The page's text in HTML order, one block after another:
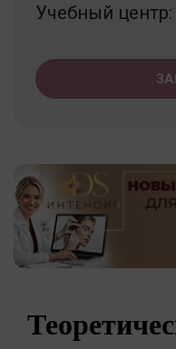
Учебный центр: